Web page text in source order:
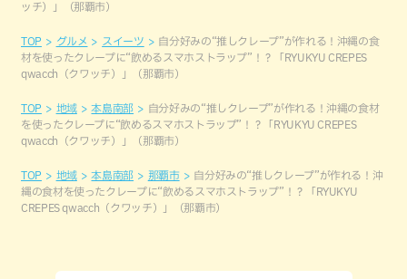
ッチ）」（那覇市）
TOP グルメ スイーツ
自分好みの“推しクレープ”が作れる！沖縄の食
材を使ったクレープに“飲めるスマホストラップ”！？「RYUKYU CREPES
qwacch（クワッチ）」（那覇市）
TOP 地域 本島南部
自分好みの“推しクレープ”が作れる！沖縄の食材
を使ったクレープに“飲めるスマホストラップ”！？「RYUKYU CREPES
qwacch（クワッチ）」（那覇市）
TOP 地域 本島南部 那覇市
自分好みの“推しクレープ”が作れる！沖
縄の食材を使ったクレープに“飲めるスマホストラップ”！？「RYUKYU
CREPES qwacch（クワッチ）」（那覇市）